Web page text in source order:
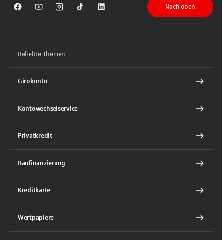
Sparkasse auf Facebook
Sparkasse auf Youtube
Sparkasse auf Instagram
Sparkasse auf TikTok
Sparkasse auf LinkedIn
Nach oben
Beliebte Themen
Girokonto
Kontowechselservice
Privatkredit
Baufinanzierung
Kreditkarte
Wertpapiere